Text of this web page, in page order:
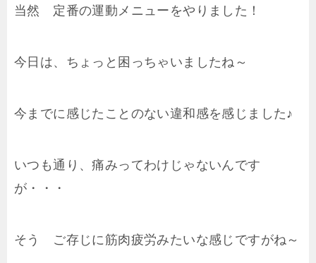
当然 定番の運動メニューをやりました！
今日は、ちょっと困っちゃいましたね～
今までに感じたことのない違和感を感じました♪
いつも通り、痛みってわけじゃないんです
が・・・
そう ご存じに筋肉疲労みたいな感じですがね～